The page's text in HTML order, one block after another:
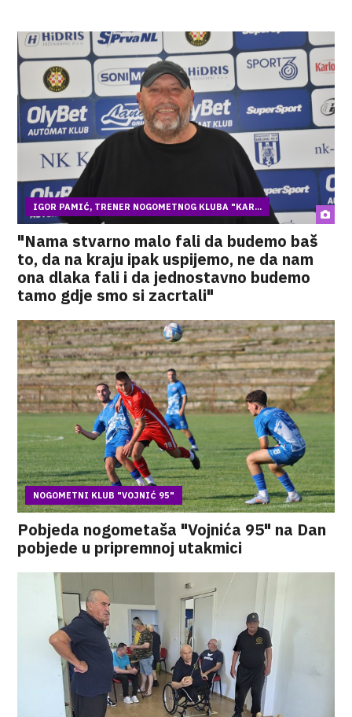
IGOR PAMIĆ, TRENER NOGOMETNOG KLUBA "KAR...
"Nama stvarno malo fali da budemo baš
to, da na kraju ipak uspijemo, ne da nam
ona dlaka fali i da jednostavno budemo
tamo gdje smo si zacrtali"
NOGOMETNI KLUB "VOJNIĆ 95"
Pobjeda nogometaša "Vojnića 95" na Dan
pobjede u pripremnoj utakmici